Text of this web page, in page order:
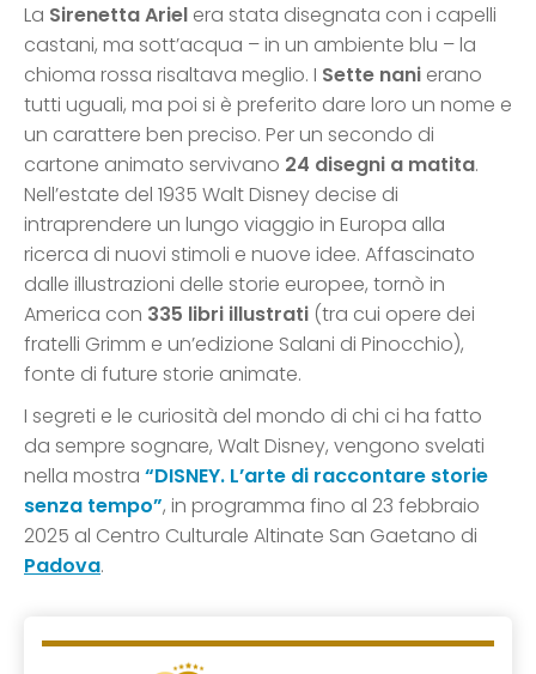
La Sirenetta Ariel era stata disegnata con i capelli
castani, ma sott’acqua – in un ambiente blu – la
chioma rossa risaltava meglio. I Sette nani erano
tutti uguali, ma poi si è preferito dare loro un nome e
un carattere ben preciso. Per un secondo di
cartone animato servivano 24 disegni a matita.
Nell’estate del 1935 Walt Disney decise di
intraprendere un lungo viaggio in Europa alla
ricerca di nuovi stimoli e nuove idee. Affascinato
dalle illustrazioni delle storie europee, tornò in
America con 335 libri illustrati (tra cui opere dei
fratelli Grimm e un’edizione Salani di Pinocchio),
fonte di future storie animate.
I segreti e le curiosità del mondo di chi ci ha fatto
da sempre sognare, Walt Disney, vengono svelati
nella mostra “DISNEY. L’arte di raccontare storie
senza tempo”, in programma fino al 23 febbraio
2025 al Centro Culturale Altinate San Gaetano di
Padova.